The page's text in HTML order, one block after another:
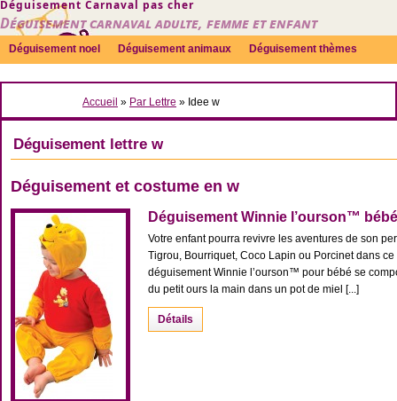
Déguisement Carnaval pas cher
Déguisement carnaval adulte, femme et enfant
Déguisement noel Déguisement animaux Déguisement thèmes
Sexy Déguisement couple Déguisements par genre Idées
Accueil » Par Lettre » Idee w
Déguisement lettre w
Déguisement et costume en w
Déguisement Winnie l’ourson™ bébé
Votre enfant pourra revivre les aventures de son
Tigrou, Bourriquet, Coco Lapin ou Porcinet dans
déguisement Winnie l’ourson™ pour bébé se
du petit ours la main dans un pot de miel [...]
Détails